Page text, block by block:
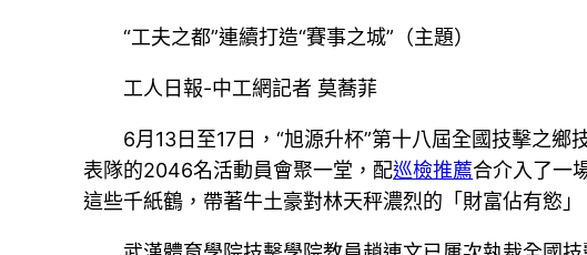
“工夫之都”連續打造“賽事之城”（主題）
工人日報-中工網記者 莫蕎菲
6月13日至17日，“旭源升杯”第十八屆全國技擊之
表隊的2046名活動員會聚一堂，配巡檢推薦合介入了一
這些千紙鶴，帶著牛土豪對林天秤濃烈的「財富佔有慾